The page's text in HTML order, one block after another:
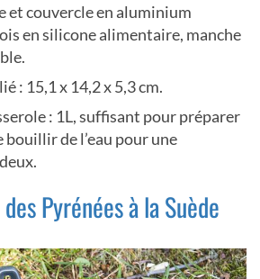
et couvercle en aluminium
en silicone alimentaire, manche
: 15,1 x 14,2 x 5,3 cm.
: 1L, suffisant pour préparer
bouillir de l’eau pour une
Pyrénées à la Suède